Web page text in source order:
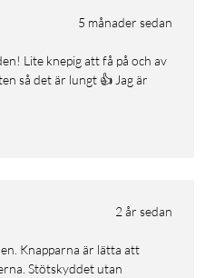
5 månader sedan
så det är lungt 👍 Jag är
2 år sedan
Stötskyddet utan